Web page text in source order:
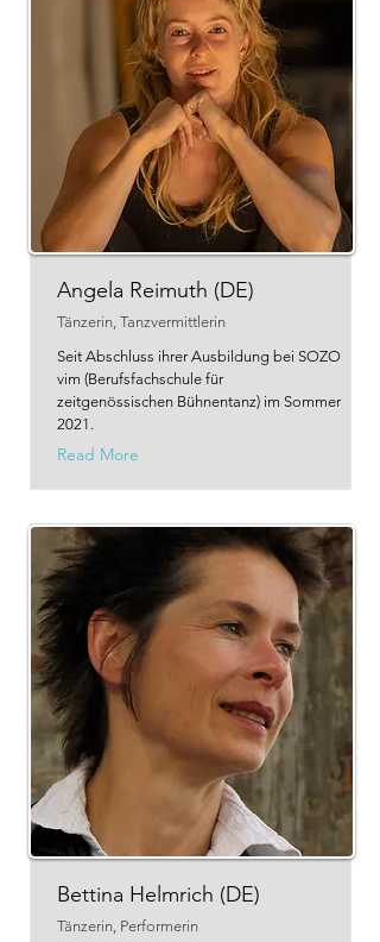
Angela Reimuth (DE)
Tänzerin, Tanzvermittlerin
Seit Abschluss ihrer Ausbildung bei SOZO
vim (Berufsfachschule für
zeitgenössischen Bühnentanz) im Sommer
2021.
Read More
Bettina Helmrich (DE)
Tänzerin, Performerin